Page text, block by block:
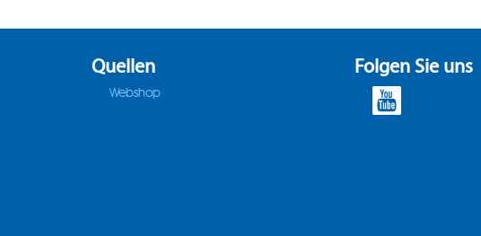
Quellen
Webshop
Folgen Sie uns